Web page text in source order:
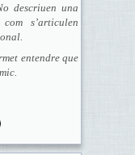
descriuen una
s’articulen
entendre que